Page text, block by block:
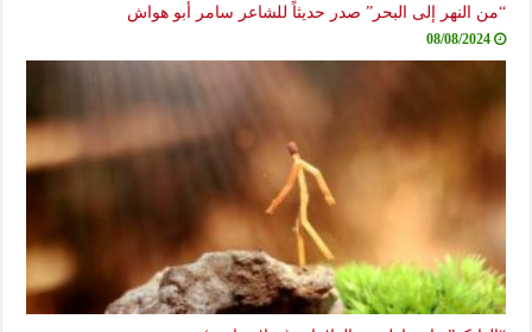
“من النهر إلى البحر” صدر حديثاً للشاعر سامر أبو هواش
08/08/2024